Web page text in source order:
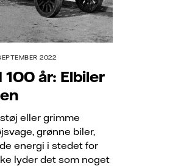
2022
100 år: Elbiler
eller grimme
grønne biler,
energi i stedet for
lyder det som noget